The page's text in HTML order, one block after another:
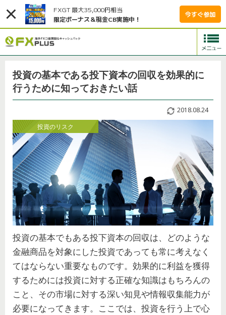
FXGT 最大35,000円相当
限定ボーナス＆現金CB実施中！
今すぐ参加
投資の基本である投下資本の回収を効果的に
行うために知っておきたい話
2018.08.24
投資のリスク
投資の基本でもある投下資本の回収は、どのような
金融商品を対象にした投資であっても常に考えなく
てはならない重要なものです。効果的に利益を獲得
するためには投資に対する正確な知識はもちろんの
こと、その市場に対する深い知見や情報収集能力が
必要になってきます。ここでは、投資を行う上で心